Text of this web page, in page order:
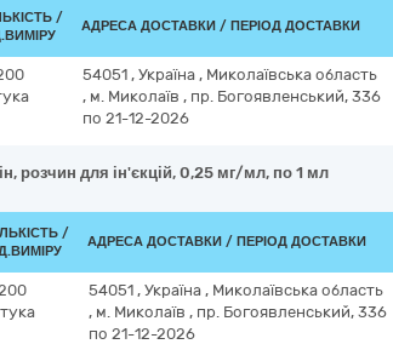
/
АДРЕСА ДОСТАВКИ / ПЕРІОД ДОСТАВКИ
54051 , Україна , Миколаївська область
, м. Миколаїв , пр. Богоявленський, 336
по 21-12-2026
розчин для ін'єкцій, 0,25 мг/мл, по 1 мл
/
АДРЕСА ДОСТАВКИ / ПЕРІОД ДОСТАВКИ
54051 , Україна , Миколаївська область
, м. Миколаїв , пр. Богоявленський, 336
по 21-12-2026